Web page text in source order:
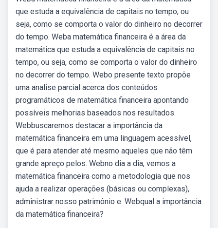
que estuda a equivalência de capitais no tempo, ou
seja, como se comporta o valor do dinheiro no decorrer
do tempo. Weba matemática financeira é a área da
matemática que estuda a equivalência de capitais no
tempo, ou seja, como se comporta o valor do dinheiro
no decorrer do tempo. Webo presente texto propõe
uma analise parcial acerca dos conteúdos
programáticos de matemática financeira apontando
possíveis melhorias baseados nos resultados.
Webbuscaremos destacar a importância da
matemática financeira em uma linguagem acessível,
que é para atender até mesmo aqueles que não têm
grande apreço pelos. Webno dia a dia, vemos a
matemática financeira como a metodologia que nos
ajuda a realizar operações (básicas ou complexas),
administrar nosso patrimônio e. Webqual a importância
da matemática financeira?